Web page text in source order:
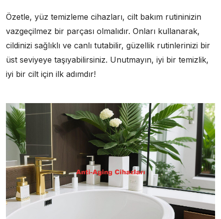
Özetle, yüz temizleme cihazları, cilt bakım rutininizin
vazgeçilmez bir parçası olmalıdır. Onları kullanarak,
cildinizi sağlıklı ve canlı tutabilir, güzellik rutinlerinizi bir
üst seviyeye taşıyabilirsiniz. Unutmayın, iyi bir temizlik,
iyi bir cilt için ilk adımdır!